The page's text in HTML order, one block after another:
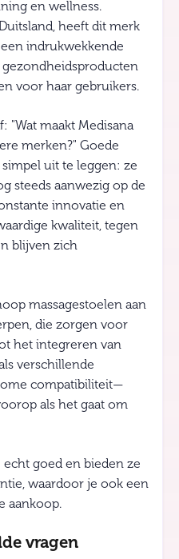
en wellness.
heeft dit merk
indrukwekkende
voor haar gebruikers.
"Wat maakt Medisana
merken?" Goede
uit te leggen: ze
steeds aanwezig op de
innovatie en
kwaliteit, tegen
blijven zich
massagestoelen aan
die zorgen voor
het integreren van
verschillende
compatibiliteit—
als het gaat om
goed en bieden ze
waardoor je ook een
aankoop.
vragen